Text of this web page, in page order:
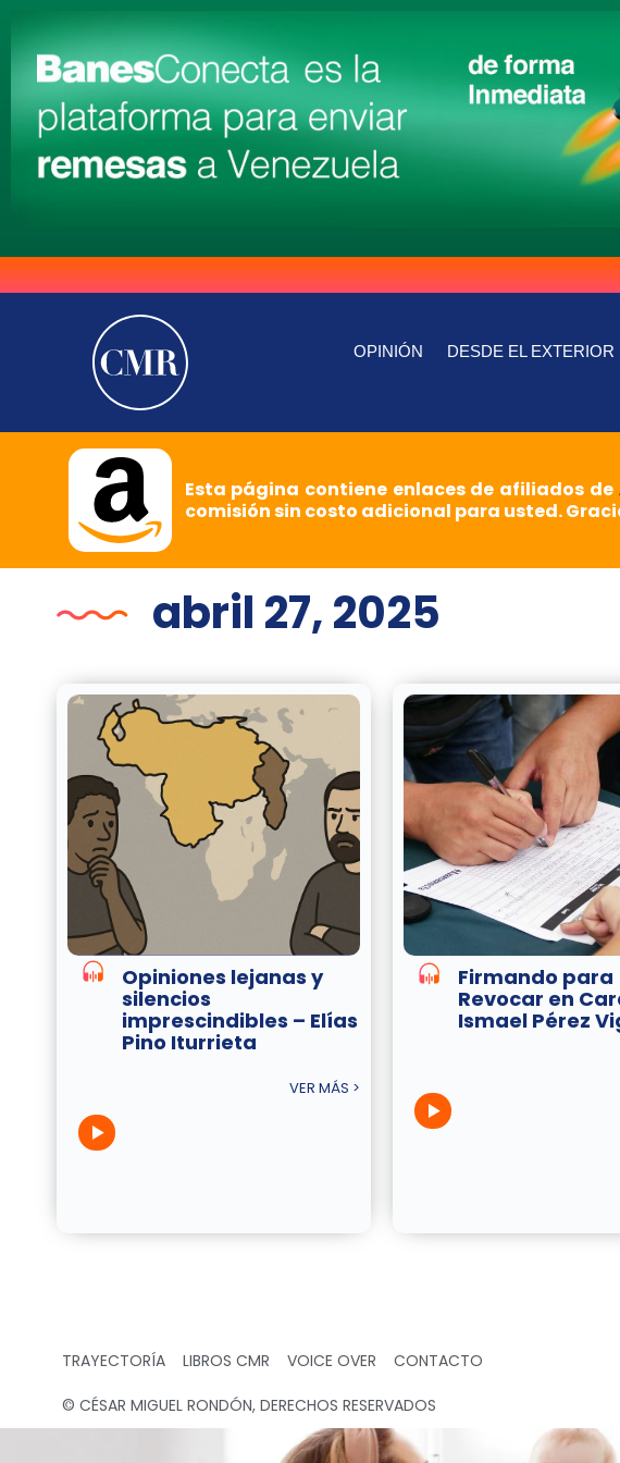
OPINIÓN DESDE EL EXTERIOR
Esta página contiene enlaces de afiliados de
comisión sin costo adicional para usted.
abril 27, 2025
Opiniones lejanas y
silencios
imprescindibles – Elías
Pino Iturrieta
VER MÁS >
Firmando para
Revocar en
Ismael Pérez
TRAYECTORÍA LIBROS CMR VOICE OVER CONTACTO
© CÉSAR MIGUEL RONDÓN, DERECHOS RESERVADOS